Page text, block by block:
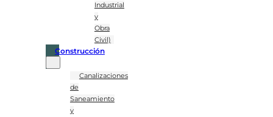
Industrial
y
Obra
Civil)
Construcción
Canalizaciones
de
Saneamiento
y